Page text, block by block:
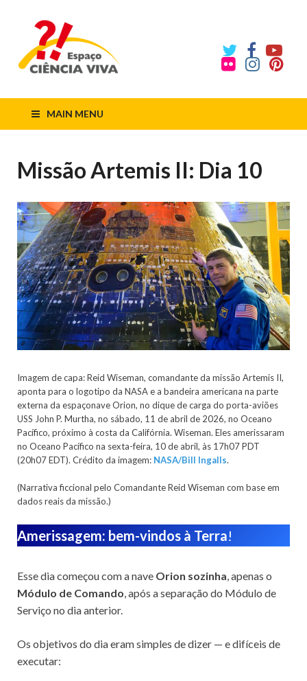
MAIN MENU
Missão Artemis II: Dia 10
Imagem de capa: Reid Wiseman, comandante da missão Artemis II,
aponta para o logotipo da NASA e a bandeira americana na parte
externa da espaçonave Orion, no dique de carga do porta-aviões
USS John P. Murtha, no sábado, 11 de abril de 2026, no Oceano
Pacífico, próximo à costa da Califórnia. Wiseman. Eles amerissaram
no Oceano Pacífico na sexta-feira, 10 de abril, às 17h07 PDT
(20h07 EDT). Crédito da imagem: NASA/Bill Ingalls.
(Narrativa ficcional pelo Comandante Reid Wiseman com base em
dados reais da missão.)
Amerissagem: bem-vindos à Terra!
Esse dia começou com a nave Orion sozinha, apenas o
Módulo de Comando, após a separação do Módulo de
Serviço no dia anterior.
Os objetivos do dia eram simples de dizer — e difíceis de
executar: